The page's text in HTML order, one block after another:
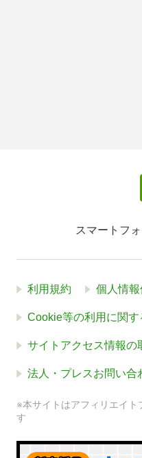
スマートフ
利用規約 個人情
Cookie等の利用に関
サイトアクセス情報の
法人・プレスお問い合
※本サイトはアフィリエイト
す